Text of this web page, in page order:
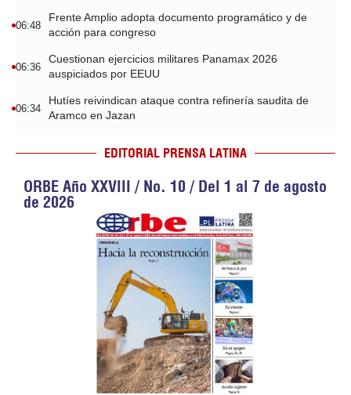
06:48
Frente Amplio adopta documento programático y de
acción para congreso
06:36
Cuestionan ejercicios militares Panamax 2026
auspiciados por EEUU
06:34
Hutíes reivindican ataque contra refinería saudita de
Aramco en Jazan
EDITORIAL PRENSA LATINA
ORBE Año XXVIII / No. 10 / Del 1 al 7 de agosto
de 2026